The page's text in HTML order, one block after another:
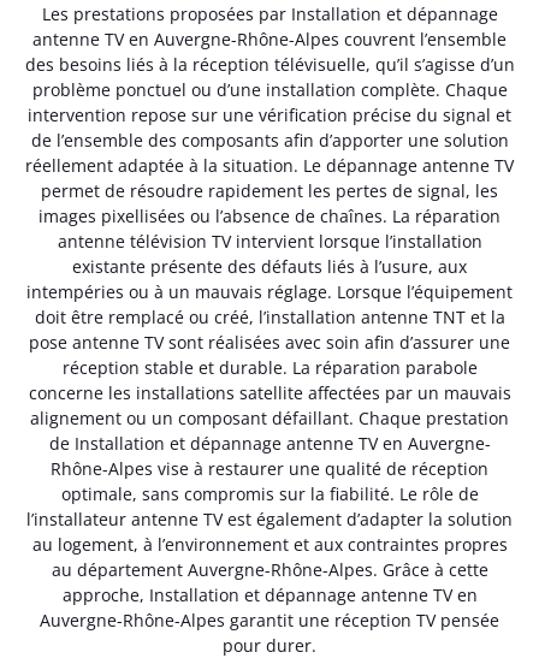
Les prestations proposées par Installation et dépannage
antenne TV en Auvergne-Rhône-Alpes couvrent l’ensemble
des besoins liés à la réception télévisuelle, qu’il s’agisse d’un
problème ponctuel ou d’une installation complète. Chaque
intervention repose sur une vérification précise du signal et
de l’ensemble des composants afin d’apporter une solution
réellement adaptée à la situation. Le dépannage antenne TV
permet de résoudre rapidement les pertes de signal, les
images pixellisées ou l’absence de chaînes. La réparation
antenne télévision TV intervient lorsque l’installation
existante présente des défauts liés à l’usure, aux
intempéries ou à un mauvais réglage. Lorsque l’équipement
doit être remplacé ou créé, l’installation antenne TNT et la
pose antenne TV sont réalisées avec soin afin d’assurer une
réception stable et durable. La réparation parabole
concerne les installations satellite affectées par un mauvais
alignement ou un composant défaillant. Chaque prestation
de Installation et dépannage antenne TV en Auvergne-
Rhône-Alpes vise à restaurer une qualité de réception
optimale, sans compromis sur la fiabilité. Le rôle de
l’installateur antenne TV est également d’adapter la solution
au logement, à l’environnement et aux contraintes propres
au département Auvergne-Rhône-Alpes. Grâce à cette
approche, Installation et dépannage antenne TV en
Auvergne-Rhône-Alpes garantit une réception TV pensée
pour durer.